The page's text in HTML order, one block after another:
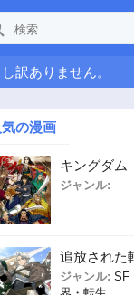
訳ありません。
気の漫画
キングダム
ジャンル:
追放された
ム知識で無
ジャンル: SF